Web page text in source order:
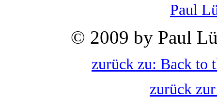
Paul
© 2009 by Paul
zurück zu: Back to
zurück